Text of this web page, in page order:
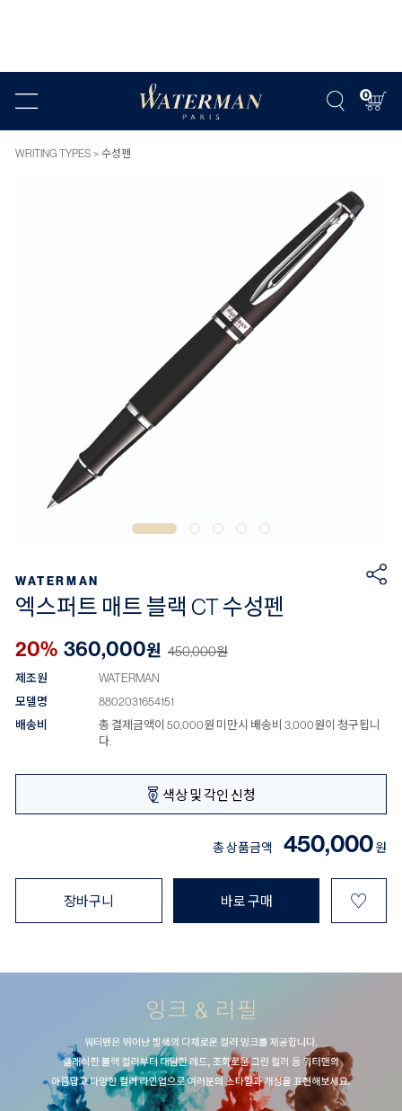
0
WRITING TYPES 수성펜
WATERMAN
엑스퍼트 매트 블랙 CT 수성펜
20% 360,000원 450,000원
제조원
WATERMAN
모델명
8802031654151
배송비
총 결제금액이 50,000원 미만시 배송비 3,000원이 청구됩니
다.
색상 및 각인 신청
총 상품금액 450,000원
장바구니 바로 구매 ♡